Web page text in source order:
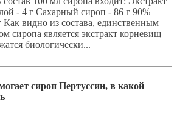
- 4 г Сахарный сироп - 86 г 90%
видно из состава, единственным
сиропа является экстракт корневищ
биологически...
сироп Пертуссин, в какой